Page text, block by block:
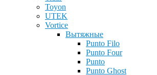
Toyon
UTEK
Vortice
Вытяжные
Punto Filo
Punto Four
Punto
Punto Ghost